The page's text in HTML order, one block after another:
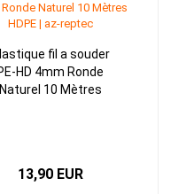
fil a souder
HD 4mm Ronde
Naturel 10 Mètres
13,90 EUR